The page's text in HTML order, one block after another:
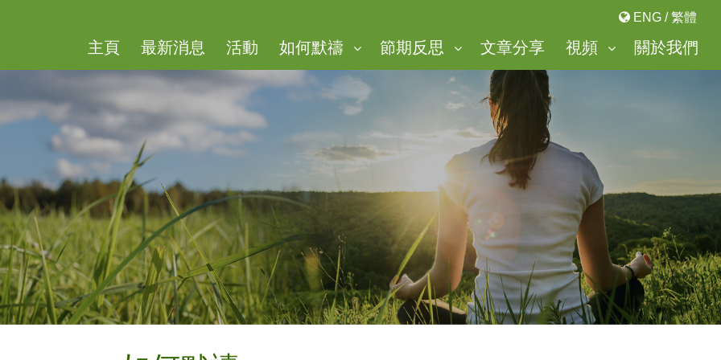
ENG /繁體
主頁 ​最新消息 活動 如何默禱 節期反思 文章分享 視頻 關於我們